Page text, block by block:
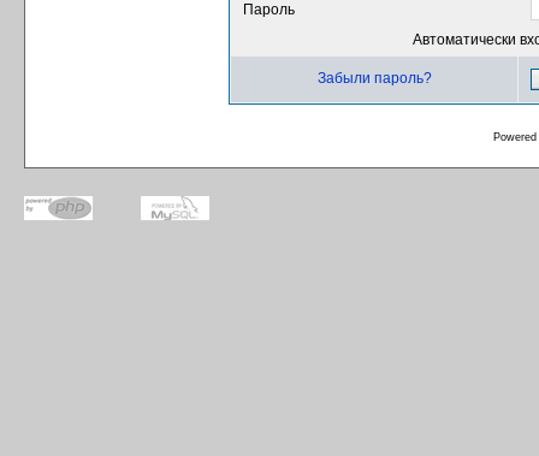
Пароль
Автоматически
Забыли пароль?